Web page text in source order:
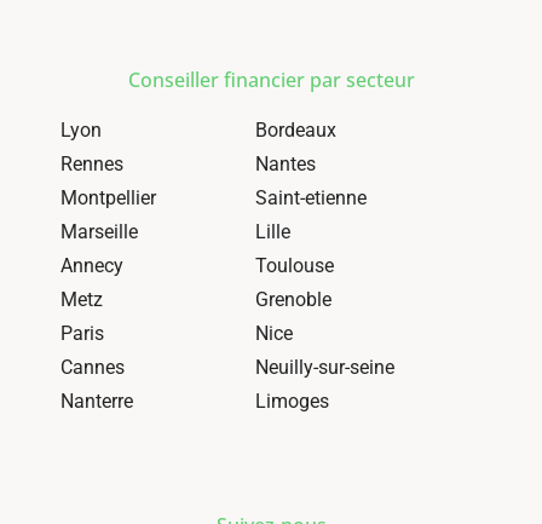
Conseiller financier par secteur
Lyon
Bordeaux
Rennes
Nantes
Montpellier
Saint-etienne
Marseille
Lille
Annecy
Toulouse
Metz
Grenoble
Paris
Nice
Cannes
Neuilly-sur-seine
Nanterre
Limoges